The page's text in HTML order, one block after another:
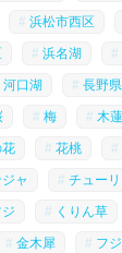
浜松市西区
浜名湖
河口湖 長野県
梅 木蓮
花 花桃
ャ チュー
くりん草
金木犀 フ